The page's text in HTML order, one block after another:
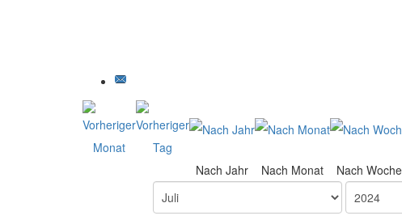
Nach Jahr Nach Monat Nach Woche